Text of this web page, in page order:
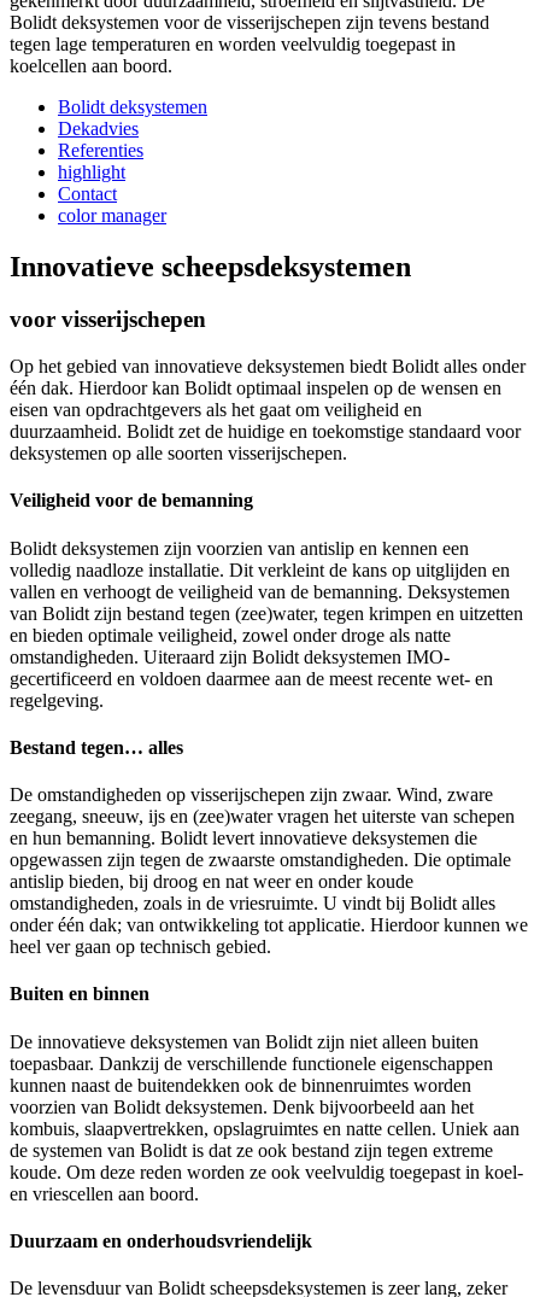
Bolidt deksystemen voor de visserijschepen zijn tevens bestand
tegen lage temperaturen en worden veelvuldig toegepast in
koelcellen aan boord.
Bolidt deksystemen
Dekadvies
Referenties
highlight
Contact
color manager
Innovatieve scheepsdeksystemen
voor visserijschepen
Op het gebied van innovatieve deksystemen biedt Bolidt alles onder
één dak. Hierdoor kan Bolidt optimaal inspelen op de wensen en
eisen van opdrachtgevers als het gaat om veiligheid en
duurzaamheid. Bolidt zet de huidige en toekomstige standaard voor
deksystemen op alle soorten visserijschepen.
Veiligheid voor de bemanning
Bolidt deksystemen zijn voorzien van antislip en kennen een
volledig naadloze installatie. Dit verkleint de kans op uitglijden en
vallen en verhoogt de veiligheid van de bemanning. Deksystemen
van Bolidt zijn bestand tegen (zee)water, tegen krimpen en uitzetten
en bieden optimale veiligheid, zowel onder droge als natte
omstandigheden. Uiteraard zijn Bolidt deksystemen IMO-
gecertificeerd en voldoen daarmee aan de meest recente wet- en
regelgeving.
Bestand tegen… alles
De omstandigheden op visserijschepen zijn zwaar. Wind, zware
zeegang, sneeuw, ijs en (zee)water vragen het uiterste van schepen
en hun bemanning. Bolidt levert innovatieve deksystemen die
opgewassen zijn tegen de zwaarste omstandigheden. Die optimale
antislip bieden, bij droog en nat weer en onder koude
omstandigheden, zoals in de vriesruimte. U vindt bij Bolidt alles
onder één dak; van ontwikkeling tot applicatie. Hierdoor kunnen we
heel ver gaan op technisch gebied.
Buiten en binnen
De innovatieve deksystemen van Bolidt zijn niet alleen buiten
toepasbaar. Dankzij de verschillende functionele eigenschappen
kunnen naast de buitendekken ook de binnenruimtes worden
voorzien van Bolidt deksystemen. Denk bijvoorbeeld aan het
kombuis, slaapvertrekken, opslagruimtes en natte cellen. Uniek aan
de systemen van Bolidt is dat ze ook bestand zijn tegen extreme
koude. Om deze reden worden ze ook veelvuldig toegepast in koel-
en vriescellen aan boord.
Duurzaam en onderhoudsvriendelijk
De levensduur van Bolidt scheepsdeksystemen is zeer lang, zeker